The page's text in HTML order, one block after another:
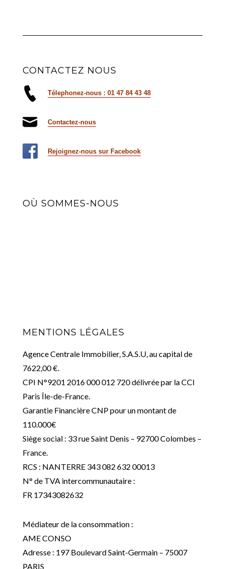
CONTACTEZ NOUS
Télephonez-nous : 01 47 84 43 48
Contactez-nous
Rejoignez-nous sur Facebook
OÙ SOMMES-NOUS
MENTIONS LÉGALES
Agence Centrale Immobilier, S.A.S.U, au capital de
7622,00 €.
CPI N°9201 2016 000 012 720 délivrée par la CCI
Paris Île-de-France.
Garantie Financière CNP pour un montant de
110.000€
Siège social : 33 rue Saint Denis – 92700 Colombes –
France.
RCS : NANTERRE 343 082 632 00013
N° de TVA intercommunautaire :
FR 17343082632
Médiateur de la consommation :
AME CONSO
Adresse : 197 Boulevard Saint-Germain – 75007
PARIS